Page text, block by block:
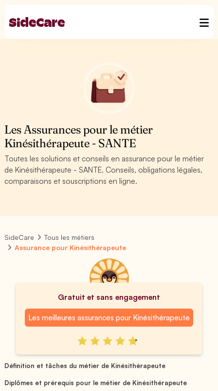
Les Assurances pour le métier
Kinésithérapeute - SANTE
Toutes les solutions et conseils en assurance pour le métier
de Kinésithérapeute - SANTE. Conseils, obligations légales,
comparaisons et souscriptions en ligne.
SideCare
Tous les métiers
Assurance pour Kinésithérapeute
Gratuit et sans engagement
Les meilleures assurances pour Kinésithérapeute
Définition et tâches du métier de Kinésithérapeute
Diplômes et prérequis pour le métier de Kinésithérapeute